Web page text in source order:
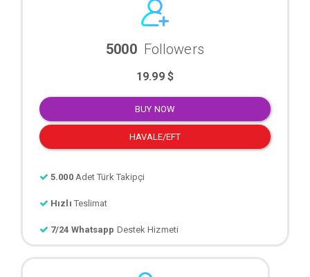
5000 Followers
19.99 $
BUY NOW
HAVALE/EFT
5.000 Adet Türk Takipçi
Hızlı Teslimat
7/24 Whatsapp Destek Hizmeti